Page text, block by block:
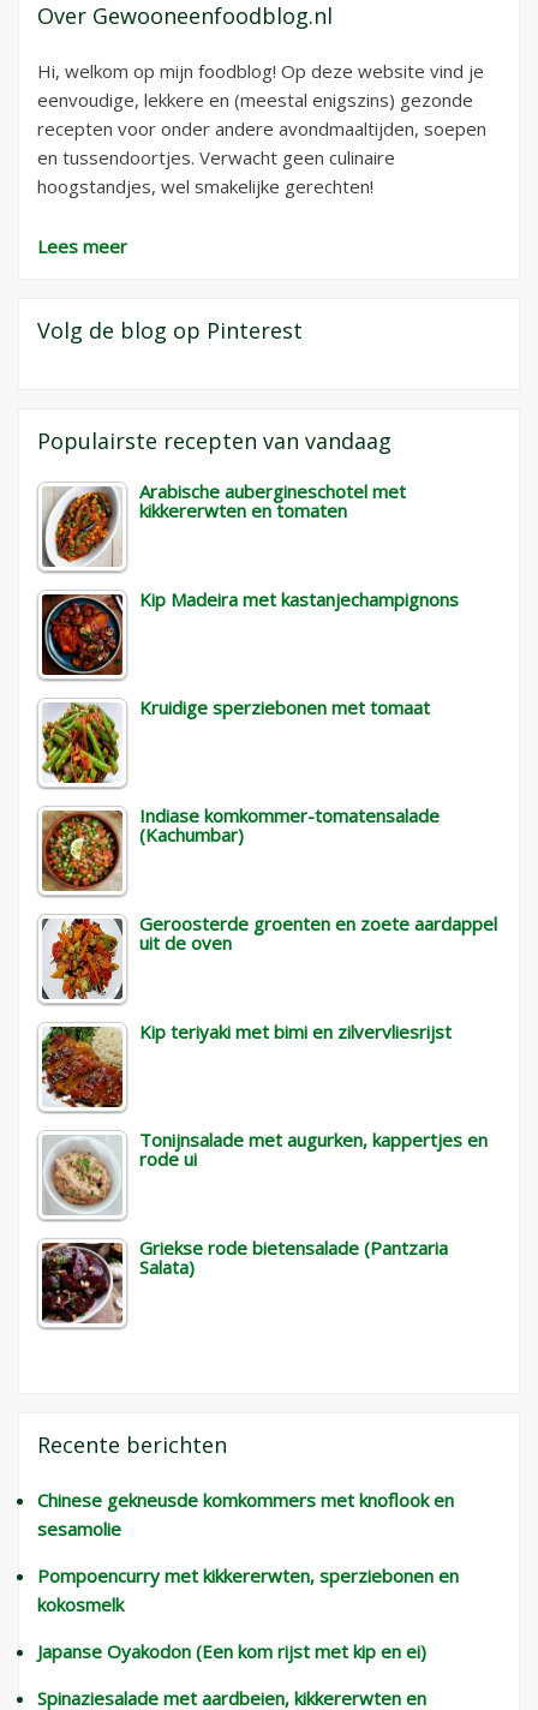
Over Gewooneenfoodblog.nl
Hi, welkom op mijn foodblog! Op deze website vind je
eenvoudige, lekkere en (meestal enigszins) gezonde
recepten voor onder andere avondmaaltijden, soepen
en tussendoortjes. Verwacht geen culinaire
hoogstandjes, wel smakelijke gerechten!
Lees meer
Volg de blog op Pinterest
Populairste recepten van vandaag
Arabische aubergineschotel met
kikkererwten en tomaten
Kip Madeira met kastanjechampignons
Kruidige sperziebonen met tomaat
Indiase komkommer-tomatensalade
(Kachumbar)
Geroosterde groenten en zoete aardappel
uit de oven
Kip teriyaki met bimi en zilvervliesrijst
Tonijnsalade met augurken, kappertjes en
rode ui
Griekse rode bietensalade (Pantzaria
Salata)
Recente berichten
Chinese gekneusde komkommers met knoflook en
sesamolie
Pompoencurry met kikkererwten, sperziebonen en
kokosmelk
Japanse Oyakodon (Een kom rijst met kip en ei)
Spinaziesalade met aardbeien, kikkererwten en